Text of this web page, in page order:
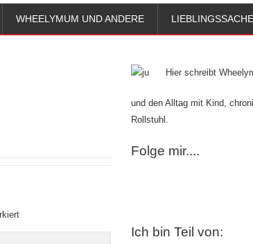
WHEELYMUM UND ANDERE
Hier schreibt
und den Alltag mit Kind,
Rollstuhl.
Folge mir....
Ich bin Teil von: